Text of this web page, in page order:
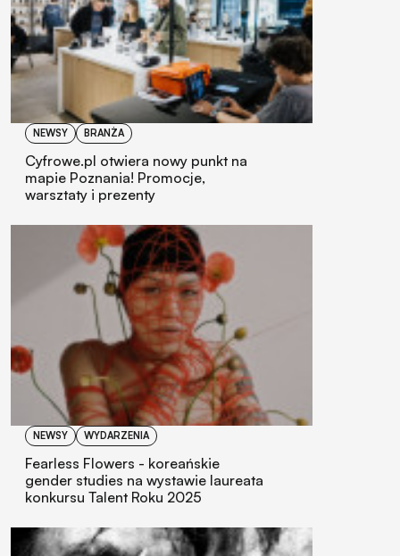
NEWSY BRANŻA
Cyfrowe.pl otwiera nowy punkt na
mapie Poznania! Promocje,
warsztaty i prezenty
NEWSY WYDARZENIA
Fearless Flowers - koreańskie
gender studies na wystawie laureata
konkursu Talent Roku 2025